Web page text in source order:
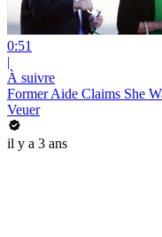
0:51
|
À suivre
Former Aide Claims She
Veuer
il y a 3 ans